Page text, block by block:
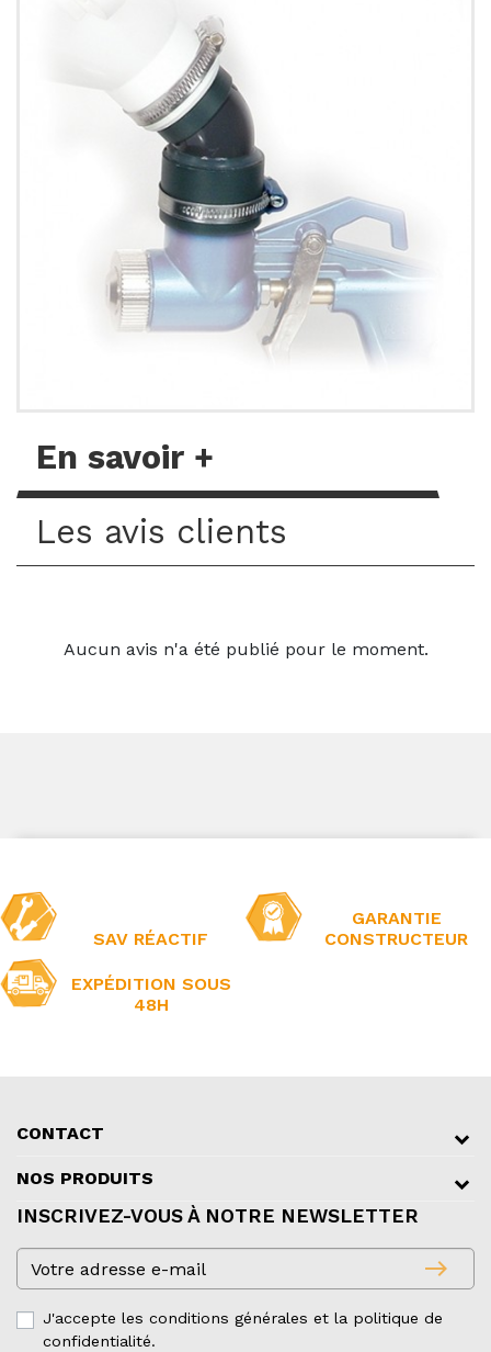
En savoir +
Les avis clients
Aucun avis n'a été publié pour le moment.
SAV RÉACTIF
GARANTIE
CONSTRUCTEUR
EXPÉDITION SOUS
48H
CONTACT
NOS PRODUITS
INSCRIVEZ-VOUS À NOTRE NEWSLETTER
east
J'accepte les conditions générales et la politique de
confidentialité.